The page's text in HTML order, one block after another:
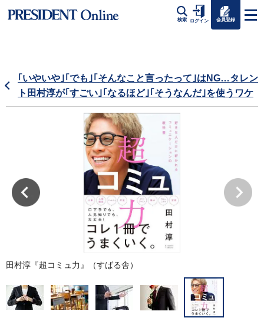
検索 ログイン 会員登録
｢いやいや｣｢でも｣｢そんなこと言ったって｣はNG…タレン
ト田村淳が｢すごい｣｢なるほど｣｢そうなんだ｣を使うワケ
田村淳『超コミュ力』（すばる舎）